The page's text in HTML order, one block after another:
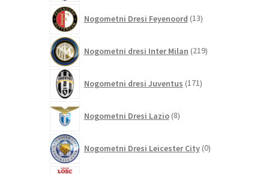
Nogometni Dresi Feyenoord 13izdelkov
Nogometni dresi Inter Milan 219izdelkov
Nogometni dresi Juventus 171izdelkov
Nogometni Dresi Lazio 8izdelkov
Nogometni Dresi Leicester City 0izdelkov